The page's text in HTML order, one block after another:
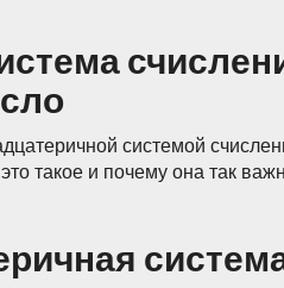
системой
такое и почему она так